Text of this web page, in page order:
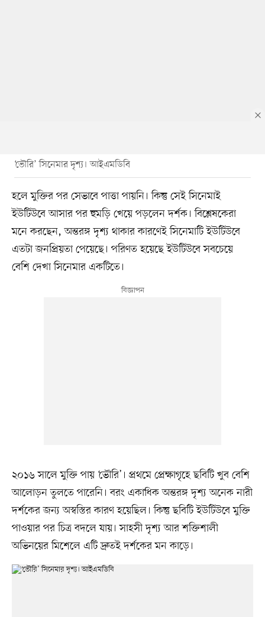
‘ভৌরি’ সিনেমার দৃশ্য। আইএমডিবি
হলে মুক্তির পর সেভাবে পাত্তা পায়নি। কিন্তু সেই সিনেমাই
ইউটিউবে আসার পর হুমড়ি খেয়ে পড়লেন দর্শক। বিশ্লেষকেরা
মনে করছেন, অন্তরঙ্গ দৃশ্য থাকার কারণেই সিনেমাটি ইউটিউবে
এতটা জনপ্রিয়তা পেয়েছে। পরিণত হয়েছে ইউটিউবে সবচেয়ে
বেশি দেখা সিনেমার একটিতে।
২০১৬ সালে মুক্তি পায় ‘ভৌরি’। প্রথমে প্রেক্ষাগৃহে ছবিটি খুব বেশি
আলোড়ন তুলতে পারেনি। বরং একাধিক অন্তরঙ্গ দৃশ্য অনেক নারী
দর্শকের জন্য অস্বস্তির কারণ হয়েছিল। কিন্তু ছবিটি ইউটিউবে মুক্তি
পাওয়ার পর চিত্র বদলে যায়। সাহসী দৃশ্য আর শক্তিশালী
অভিনয়ের মিশেলে এটি দ্রুতই দর্শকের মন কাড়ে।